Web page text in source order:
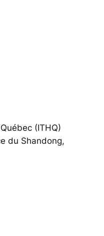
(ITHQ)
du Shandong,